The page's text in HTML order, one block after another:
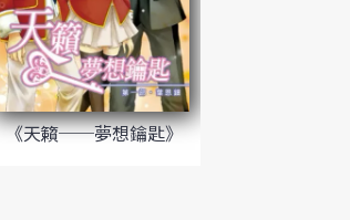
《天籟──夢想鑰匙》